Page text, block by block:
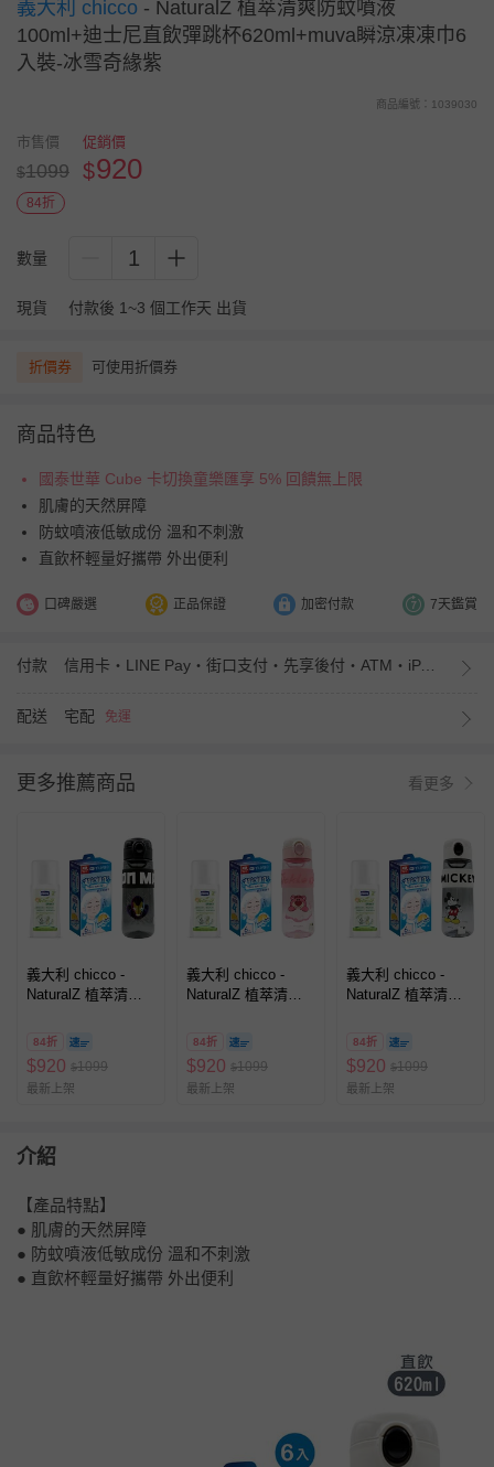
義大利 chicco - NaturalZ 植萃清爽防蚊噴液
100ml+迪士尼直飲彈跳杯620ml+muva瞬涼凍凍巾6
入裝-冰雪奇緣紫
商品編號：1039030
市售價
$1099
促銷價
$920
84折
數量 1
現貨 付款後 1~3 個工作天 出貨
折價券 可使用折價券
商品特色
國泰世華 Cube 卡切換童樂匯享 5% 回饋無上限
肌膚的天然屏障
防蚊噴液低敏成份 溫和不刺激
直飲杯輕量好攜帶 外出便利
口碑嚴選 正品保證 加密付款 7天鑑賞
付款 信用卡・LINE Pay・街口支付・先享後付・ATM・iPASS MONEY
配送 宅配 免運
更多推薦商品 看更多
義大利 chicco -
NaturalZ 植萃清爽
士尼直飲彈跳杯
620ml+muva瞬涼凍
凍巾6入裝-鋼鐵人黑
84折
$920 $1099
最新上架
義大利 chicco -
NaturalZ 植萃清爽
士尼直飲彈跳杯
620ml+muva瞬涼凍
凍巾6入裝-熊抱哥粉
白
84折
$920 $1099
最新上架
義大利 chicco -
NaturalZ 植萃清爽
士尼直飲彈跳杯
620ml+muva瞬涼凍
凍巾6入裝-米奇白
84折
$920 $1099
最新上架
介紹
【產品特點】
● 肌膚的天然屏障
● 防蚊噴液低敏成份 溫和不刺激
● 直飲杯輕量好攜帶 外出便利